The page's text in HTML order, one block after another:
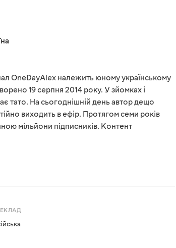
OneDayAlex належить юному українському
19 серпня 2014 року. У зйомках і
тато. На сьогоднішній день автор дещо
виходить в ефір. Протягом семи років
мільйони підписників. Контент